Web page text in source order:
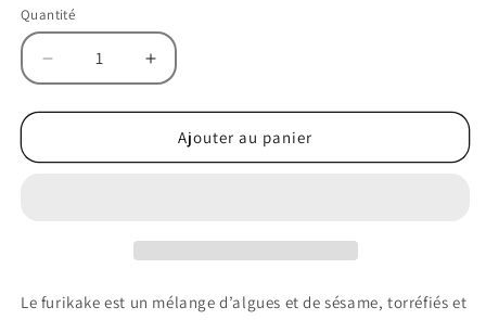
Quantité
Réduire
la
quantité
Furikake
Augmenter
la
quantité
Furikake
Ajouter au panier
Le furikake est un mélange d’algues et de sésame, torréfiés et